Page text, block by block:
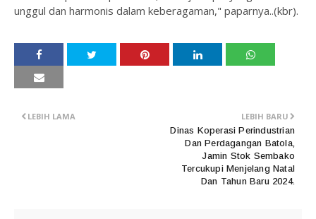
unggul dan harmonis dalam keberagaman," paparnya..(kbr).
LEBIH BARU
Dinas Koperasi Perindustrian
Dan Perdagangan Batola,
Jamin Stok Sembako
Tercukupi Menjelang Natal
Dan Tahun Baru 2024.
LEBIH LAMA